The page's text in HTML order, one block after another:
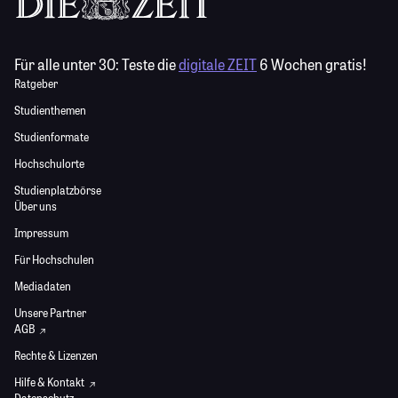
Für alle unter 30:Teste diedigitale ZEIT6 Wochen gratis!
Ratgeber
Studienthemen
Studienformate
Hochschulorte
Studienplatzbörse
Über uns
Impressum
Für Hochschulen
Mediadaten
Unsere Partner
AGB
Rechte & Lizenzen
Hilfe & Kontakt